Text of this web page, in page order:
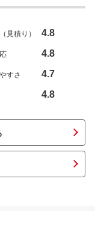
見積り） 4.8
4.8
すさ 4.7
4.8